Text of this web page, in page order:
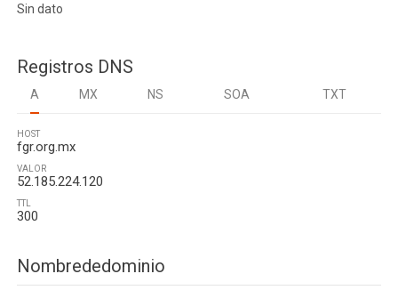
Sin dato
Registros DNS
A MX NS SOA TXT
HOST
fgr.org.mx
VALOR
52.185.224.120
TTL
300
Nombrededominio